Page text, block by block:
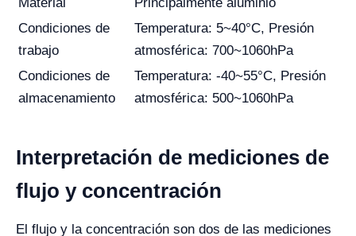
Condiciones de
trabajo
Temperatura: 5~40°C, Presión
atmosférica: 700~1060hPa
Condiciones de
almacenamiento
Temperatura: -40~55°C, Presión
atmosférica: 500~1060hPa
Interpretación de mediciones de
flujo y concentración
El flujo y la concentración son dos de las mediciones